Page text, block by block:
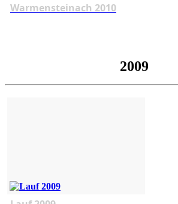
Warmensteinach 2010
2009